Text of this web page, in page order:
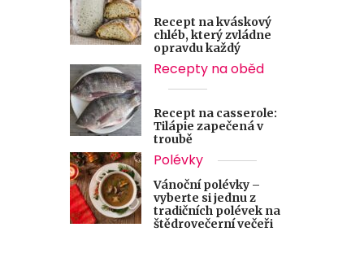
Recept na kváskový
chléb, který zvládne
opravdu každý
Recepty na oběd
Recept na casserole:
Tilápie zapečená v
troubě
Polévky
Vánoční polévky –
vyberte si jednu z
tradičních polévek na
štědrovečerní večeři